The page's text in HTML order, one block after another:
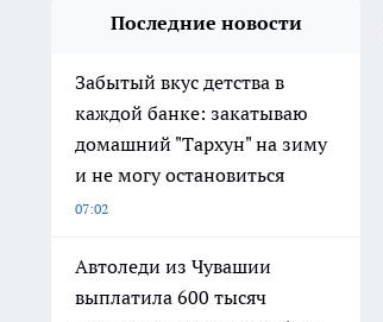
Последние новости
Забытый вкус детства в
каждой банке: закатываю
домашний "Тархун" на зиму
и не могу остановиться
07:02
Автоледи из Чувашии
выплатила 600 тысяч